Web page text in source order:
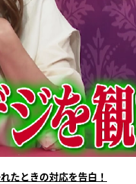
たときの対応を告白！